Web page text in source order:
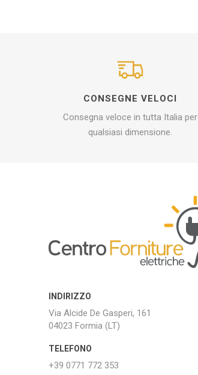
CONSEGNE VELOCI
Consegna veloce in tutta Italia per
qualsiasi dimensione.
INDIRIZZO
Via Alcide De Gasperi, 161
04023 Formia (LT)
TELEFONO
+39 0771 772 353